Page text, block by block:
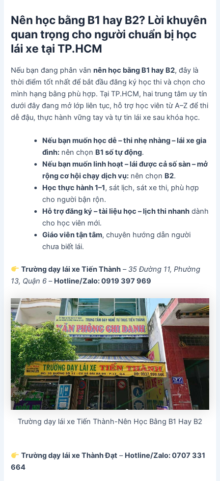
Nên học bằng B1 hay B2? Lời khuyên
quan trọng cho người chuẩn bị học
lái xe tại TP.HCM
Nếu bạn đang phân vânnên học bằng B1 hay B2, đây là
thời điểm tốt nhất để bắt đầu đăng ký học thi và chọn cho
mình hạng bằng phù hợp. Tại TP.HCM, hai trung tâm uy tín
dưới đây đang mở lớp liên tục, hỗ trợ học viên từ A–Z để thi
dễ đậu, thực hành vững tay và tự tin lái xe sau khóa học.
Nếu bạn muốn học dễ – thi nhẹ nhàng – lái xe gia
đình: nên chọn B1 số tự động.
Nếu bạn muốn linh hoạt – lái được cả số sàn – mở
rộng cơ hội chạy dịch vụ: nên chọn B2.
Học thực hành 1–1, sát lịch, sát xe thi, phù hợp
cho người bận rộn.
Hỗ trợ đăng ký – tài liệu học – lịch thi nhanh dành
cho học viên mới.
Giáo viên tận tâm, chuyên hướng dẫn người
chưa biết lái.
Trường dạy lái xe Tiến Thành – 35 Đường 11, Phường
13, Quận 6 – Hotline/Zalo: 0919 397 969
Trường dạy lái xe Tiến Thành-Nên Học Bằng B1 Hay B2
Trường dạy lái xe Thành Đạt – Hotline/Zalo: 0707 331
664